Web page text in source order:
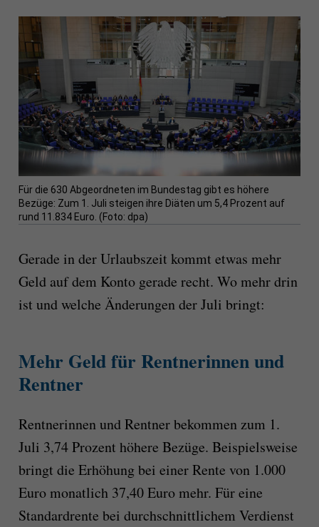
Für die 630 Abgeordneten im Bundestag gibt es höhere
Bezüge: Zum 1. Juli steigen ihre Diäten um 5,4 Prozent auf
rund 11.834 Euro. (Foto: dpa)
Gerade in der Urlaubszeit kommt etwas mehr
Geld auf dem Konto gerade recht. Wo mehr drin
ist und welche Änderungen der Juli bringt:
Mehr Geld für Rentnerinnen und
Rentner
Rentnerinnen und Rentner bekommen zum 1.
Juli 3,74 Prozent höhere Bezüge. Beispielsweise
bringt die Erhöhung bei einer Rente von 1.000
Euro monatlich 37,40 Euro mehr. Für eine
Standardrente bei durchschnittlichem Verdienst